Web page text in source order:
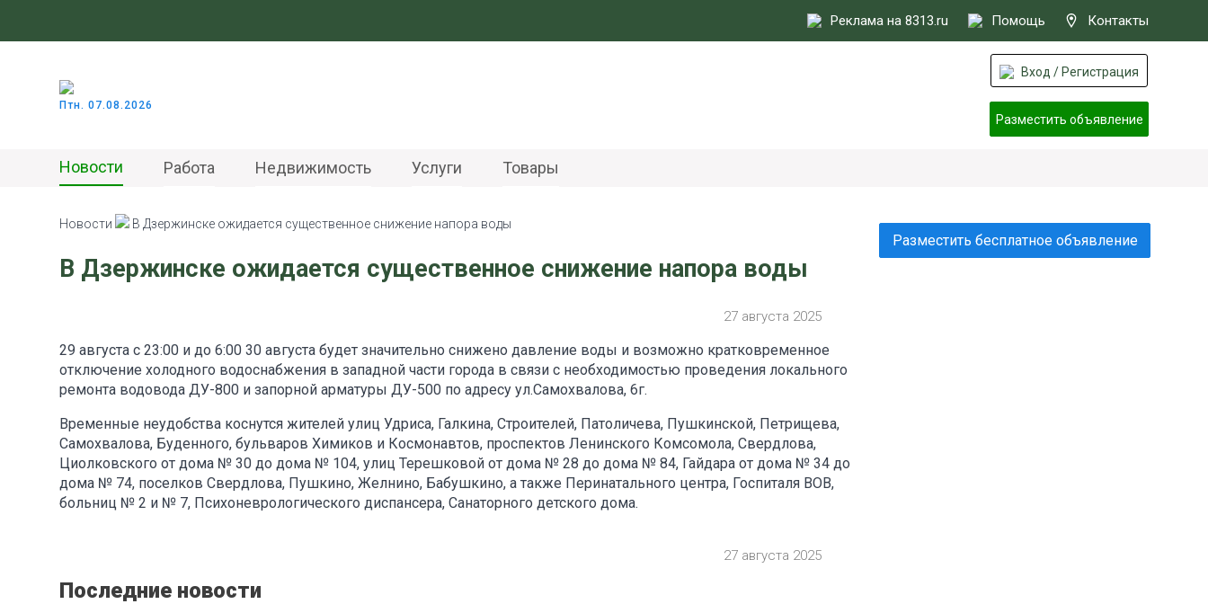
Реклама на 8313.ru Помощь Контакты
Птн. 07.08.2026
Вход / Регистрация
Разместить объявление
Новости Работа Недвижимость Услуги Товары
Новости В Дзержинске ожидается существенное снижение напора воды
В Дзержинске ожидается существенное снижение напора воды
27 августа 2025
29 августа с 23:00 и до 6:00 30 августа будет значительно снижено давление воды и возможно кратковременное
отключение холодного водоснабжения в западной части города в связи с необходимостью проведения локального
ремонта водовода ДУ-800 и запорной арматуры ДУ-500 по адресу ул.Самохвалова, 6г.
Временные неудобства коснутся жителей улиц Удриса, Галкина, Строителей, Патоличева, Пушкинской, Петрищева,
Самохвалова, Буденного, бульваров Химиков и Космонавтов, проспектов Ленинского Комсомола, Свердлова,
Циолковского от дома № 30 до дома № 104, улиц Терешковой от дома № 28 до дома № 84, Гайдара от дома № 34 до
дома № 74, поселков Свердлова, Пушкино, Желнино, Бабушкино, а также Перинатального центра, Госпиталя ВОВ,
больниц № 2 и № 7, Психоневрологического диспансера, Санаторного детского дома.
27 августа 2025
Последние новости
Разместить бесплатное объявление